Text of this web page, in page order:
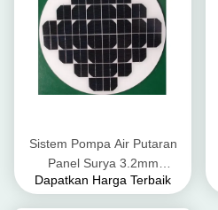
Sistem Pompa Air Putaran
Panel Surya 3.2mm
Ketebalan Rendah Besi
Dapatkan Harga Terbaik